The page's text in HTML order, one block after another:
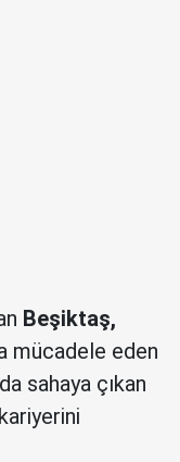
Beşiktaş,
mücadele eden
sahaya çıkan